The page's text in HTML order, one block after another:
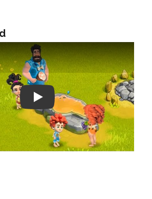
Play: Keynote (Google I/O '18)